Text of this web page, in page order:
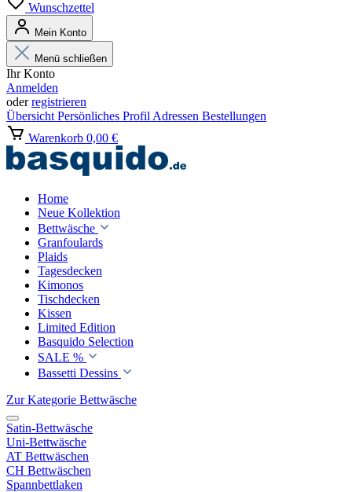
Wunschzettel
Mein Konto
Menü schließen
Ihr Konto
Anmelden
oderregistrieren
Übersicht Persönliches Profil Adressen Bestellungen
Warenkorb 0,00 €
Home
Neue Kollektion
Bettwäsche
Granfoulards
Plaids
Tagesdecken
Kimonos
Tischdecken
Kissen
Limited Edition
Basquido Selection
SALE %
Bassetti Dessins
Zur Kategorie Bettwäsche
Satin-Bettwäsche
Uni-Bettwäsche
AT Bettwäschen
CH Bettwäschen
Spannbettlaken